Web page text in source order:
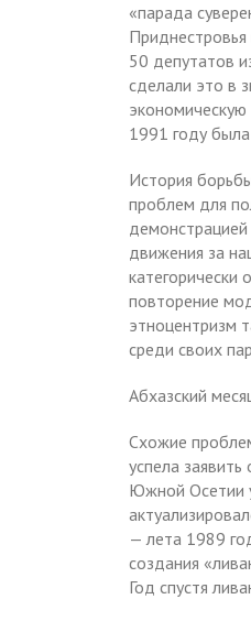
«парада
50 депутатов
сделали это в
экономическую
1991 году
История
проблем для
движения за
категорически
повторение
этноцентризм
среди своих
Абхазский
Схожие
успела
Южной Осетии
— лета 1989
создания
Год спустя